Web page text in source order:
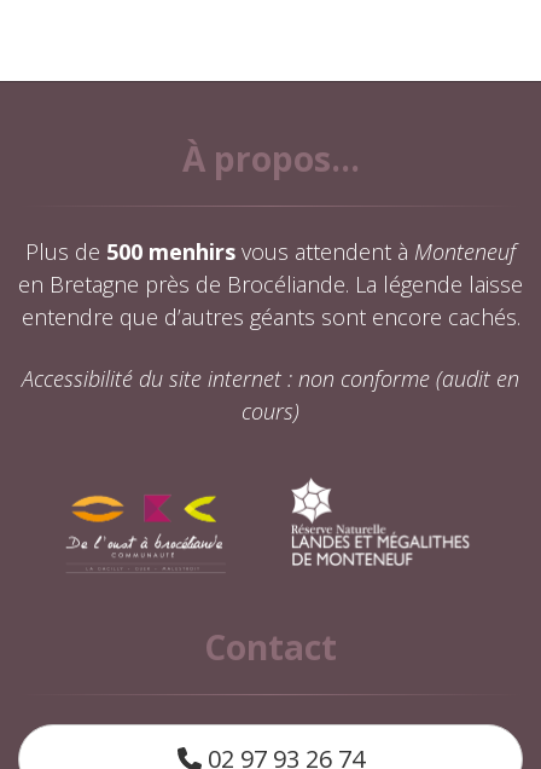
À propos...
Plus de 500 menhirs vous attendent à Monteneuf
en Bretagne près de Brocéliande. La légende laisse
entendre que d’autres géants sont encore cachés.
Accessibilité du site internet : non conforme (audit en
cours)
Contact
02 97 93 26 74